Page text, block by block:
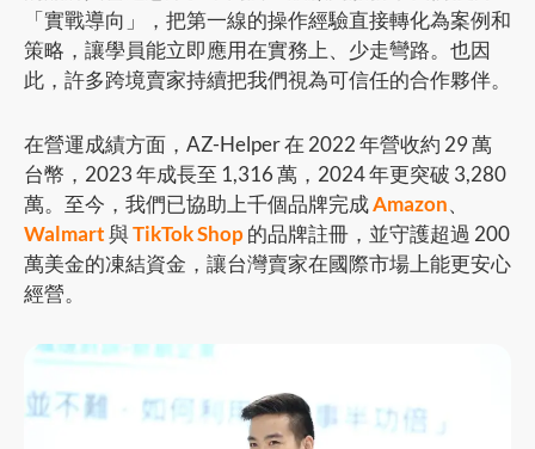
「實戰導向」，把第一線的操作經驗直接轉化為案例和
策略，讓學員能立即應用在實務上、少走彎路。也因
此，許多跨境賣家持續把我們視為可信任的合作夥伴。
在營運成績方面，AZ-Helper 在 2022 年營收約 29 萬
台幣，2023 年成長至 1,316 萬，2024 年更突破 3,280
萬。至今，我們已協助上千個品牌完成Amazon、
Walmart與TikTok Shop的品牌註冊，並守護超過 200
萬美金的凍結資金，讓台灣賣家在國際市場上能更安心
經營。